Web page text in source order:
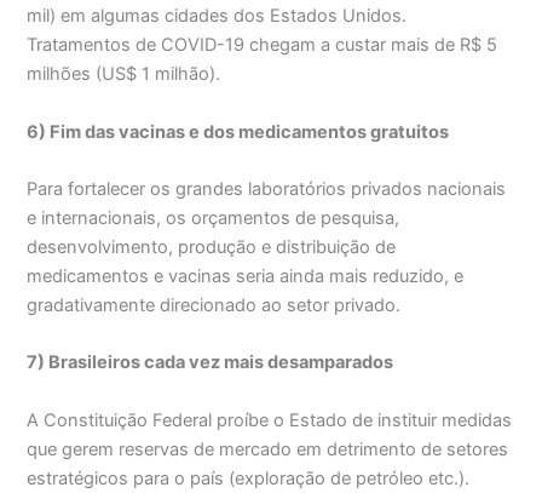
mil) em algumas cidades dos Estados Unidos.
Tratamentos de COVID-19 chegam a custar mais de R$ 5
milhões (US$ 1 milhão).
6) Fim das vacinas e dos medicamentos gratuitos
Para fortalecer os grandes laboratórios privados nacionais
e internacionais, os orçamentos de pesquisa,
desenvolvimento, produção e distribuição de
medicamentos e vacinas seria ainda mais reduzido, e
gradativamente direcionado ao setor privado.
7) Brasileiros cada vez mais desamparados
A Constituição Federal proíbe o Estado de instituir medidas
que gerem reservas de mercado em detrimento de setores
estratégicos para o país (exploração de petróleo etc.).